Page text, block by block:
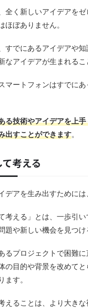
全く新しいアイデアを
ほぼありません。
すでにあるアイデアや
なアイデアが生まれるこ
マートフォンはすでに
る技術やアイデアを上
出すことができます。
考える
デアを生み出すためには
考える」とは、一歩引
題や新しい機会を見つけ
るプロジェクトで困難
の目的や背景を改めて
ます。
えることは、より大き